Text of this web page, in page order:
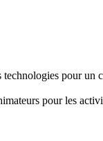
pour
pour les